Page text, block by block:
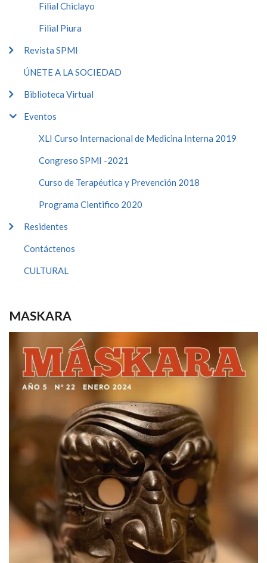
Filial Chiclayo
Filial Piura
Revista SPMI
ÚNETE A LA SOCIEDAD
Biblioteca Virtual
Eventos
XLI Curso Internacional de Medicina Interna 2019
Congreso SPMI -2021
Curso de Terapéutica y Prevención 2018
Programa Cientifico 2020
Residentes
Contáctenos
CULTURAL
MASKARA